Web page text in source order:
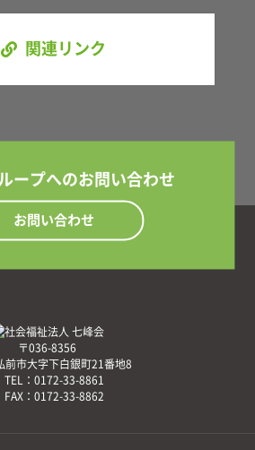
関連リンク
ープへのお問い合わせ
お問い合わせ
〒036-8356
前市大字下白銀町21番地8
TEL： 0172-33-8861
FAX： 0172-33-8862